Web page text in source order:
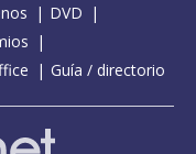
DVD
Guía / directorio